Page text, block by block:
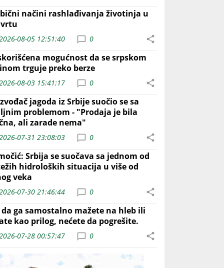
načini rashlađivanja životinja u
vrtu
08-05 12:51:40 0
mogućnost da se srpskom
trguje preko berze
08-03 15:41:17 0
jagoda iz Srbije suočio se sa
problemom - "Prodaja je bila
ali zarade nema"
07-31 23:08:03 0
Srbija se suočava sa jednom od
hidroloških situacija u više od
veka
07-30 21:46:44 0
ga samostalno mažete na hleb ili
kao prilog, nećete da pogrešite.
07-28 00:57:47 0